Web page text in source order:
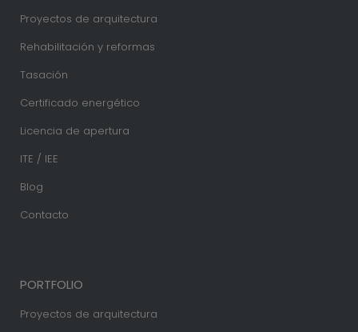
Proyectos de arquitectura
Rehabilitación y reformas
Tasación
Certificado energético
Licencia de apertura
ITE / IEE
Blog
Contacto
PORTFOLIO
Proyectos de arquitectura